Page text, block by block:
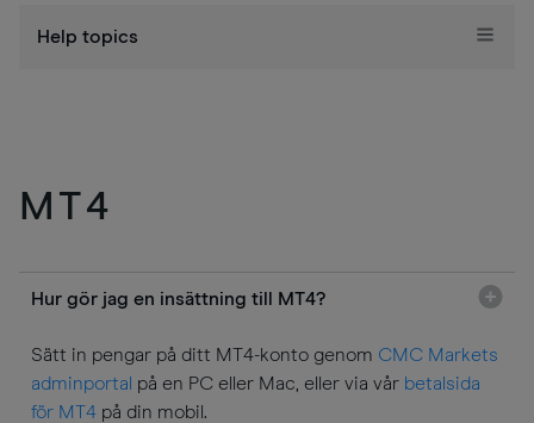
Help topics
MT4
Hur gör jag en insättning till MT4?
Sätt in pengar på ditt MT4-konto genom CMC Markets
adminportal på en PC eller Mac, eller via vår betalsida
för MT4 på din mobil.